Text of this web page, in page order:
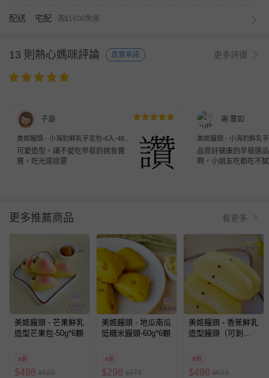
配送 宅配 滿$1600免運
13 則熱心媽咪評論 真實承諾 更多評價
子漩
美姬饅頭 - 小海豹鮮乳芋泥包-6入-48g/
顆
可愛造型，讓不愛吃早餐的挑食寶
寶，吃光還說要
謝 蕙如
美姬饅頭 - 小海豹鮮乳
顆
品質好健康的早餐選
啊，小朋友吃都吃不
更多推薦商品 看更多
美姬饅頭 - 芒果鮮乳
造型芒果包-50g*6顆
8折
$498 $623
美姬饅頭 - 地瓜南瓜
低糖米饅頭-60g*6顆
8折
$298 $373
美姬饅頭 - 香蕉鮮乳
造型饅頭（可剝
8折
$498 $623